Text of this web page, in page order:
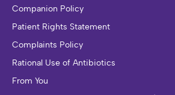
Companion Policy
Patient Rights Statement
Complaints Policy
Rational Use of Antibiotics
From You